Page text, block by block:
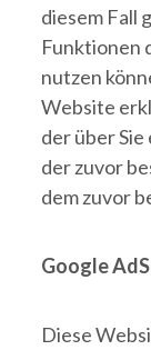
diesem Fall
Funktionen
nutzen
Website
der über
der zuvor
dem zuvor
Google
Diese